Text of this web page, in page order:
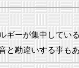
ーが集中してい
と勘違いする事も